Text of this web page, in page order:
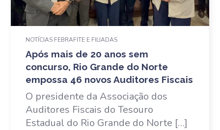
NOTÍCIAS FEBRAFITE E FILIADAS
Após mais de 20 anos sem
concurso, Rio Grande do Norte
empossa 46 novos Auditores Fiscais
O presidente da Associação dos
Auditores Fiscais do Tesouro
Estadual do Rio Grande do Norte […]